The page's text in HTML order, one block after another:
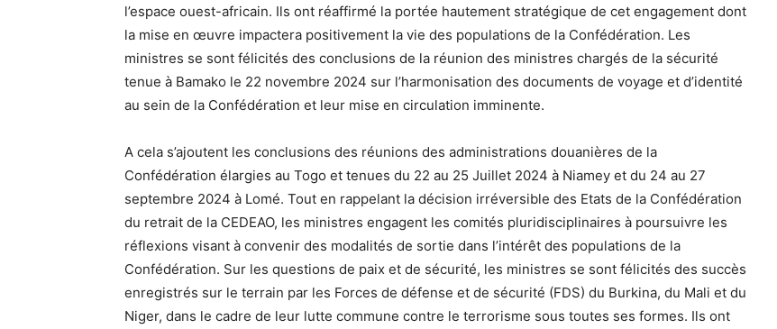
l’espace ouest-africain. Ils ont réaffirmé la portée hautement stratégique de cet engagement dont
la mise en œuvre impactera positivement la vie des populations de la Confédération. Les
ministres se sont félicités des conclusions de la réunion des ministres chargés de la sécurité
tenue à Bamako le 22 novembre 2024 sur l’harmonisation des documents de voyage et d’identité
au sein de la Confédération et leur mise en circulation imminente.
A cela s’ajoutent les conclusions des réunions des administrations douanières de la
Confédération élargies au Togo et tenues du 22 au 25 Juillet 2024 à Niamey et du 24 au 27
septembre 2024 à Lomé. Tout en rappelant la décision irréversible des Etats de la Confédération
du retrait de la CEDEAO, les ministres engagent les comités pluridisciplinaires à poursuivre les
réflexions visant à convenir des modalités de sortie dans l’intérêt des populations de la
Confédération. Sur les questions de paix et de sécurité, les ministres se sont félicités des succès
enregistrés sur le terrain par les Forces de défense et de sécurité (FDS) du Burkina, du Mali et du
Niger, dans le cadre de leur lutte commune contre le terrorisme sous toutes ses formes. Ils ont